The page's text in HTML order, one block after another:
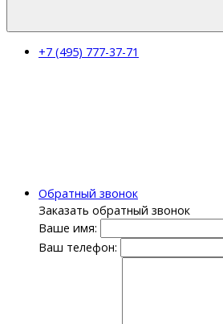
+7 (495) 777-37-71
Обратный звонок
Заказать обратный звонок
Ваше имя:
Ваш телефон: